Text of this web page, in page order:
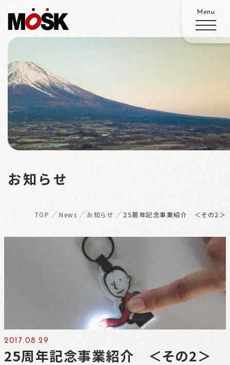
お知らせ
EWS
TOP News お知らせ 25周年記念事業紹介 ＜その2＞
2017.08.29
25周年記念事業紹介 ＜その2＞
ABOUT
SERVICE
WORKS
ADVANTAGE
CONTACT
PRIVACY